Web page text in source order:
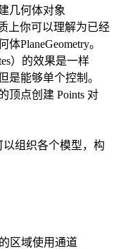
几何体对象
上你可以理解为已经
PlaneGeometry。
）的效果是一样
是能够单个控制。
顶点创建 Points 对
以组织各个模型，构
区域使用通道